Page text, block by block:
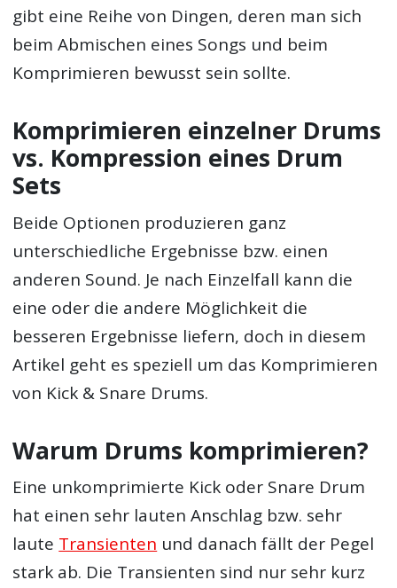
gibt eine Reihe von Dingen, deren man sich
beim Abmischen eines Songs und beim
Komprimieren bewusst sein sollte.
Komprimieren einzelner Drums
vs. Kompression eines Drum
Sets
Beide Optionen produzieren ganz
unterschiedliche Ergebnisse bzw. einen
anderen Sound. Je nach Einzelfall kann die
eine oder die andere Möglichkeit die
besseren Ergebnisse liefern, doch in diesem
Artikel geht es speziell um das Komprimieren
von Kick & Snare Drums.
Warum Drums komprimieren?
Eine unkomprimierte Kick oder Snare Drum
hat einen sehr lauten Anschlag bzw. sehr
laute Transienten und danach fällt der Pegel
stark ab. Die Transienten sind nur sehr kurz